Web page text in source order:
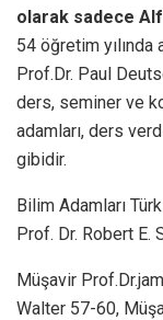
olarak sadece
54 öğretim
Prof.Dr. Paul
ders, seminer ve
adamları, ders
gibidir.
Bilim Adamları
Prof. Dr. Robert E.
Müşavir
Walter 57-60,